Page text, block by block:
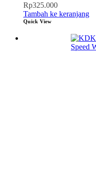
Rp325.000
Tambah ke keranjang
Quick View